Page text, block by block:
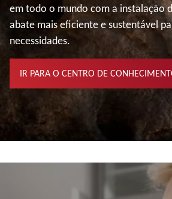
em todo o mundo com a instalação
abate mais eficiente e sustentável
necessidades.
IR PARA O CENTRO DE